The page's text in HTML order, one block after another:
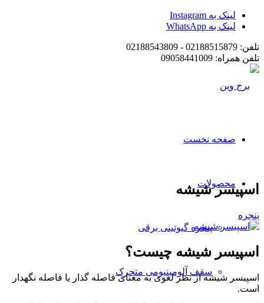
لینک به Instagram
لینک به WhatsApp
تلفن: 02188515879 - 02188543809
تلفن همراه: 09058441009
صفحه نخست
محصولات
پنجره گیوتینی برقی
سقف آلومینیومی متحرک
اسپیسر شیشه
پنجره
اسپیسر شیشه چیست؟
اسپیسر شیشه از نظر لغوی به معنای فاصله گذار یا فاصله نگهدار
است.